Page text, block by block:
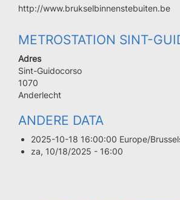
http://www.brukselbinnenstebuiten.be
METROSTATION SINT-
Adres
Sint-Guidocorso
Code
postal
1070
Ville
Anderlecht
ANDERE DATA
2025-10-18 16:00:00 Europe/
za, 10/18/2025 - 16:00